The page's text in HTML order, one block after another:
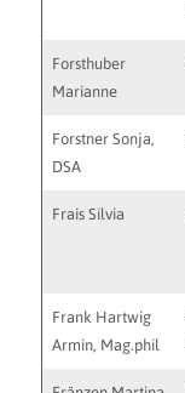
Forsthuber
Marianne
Forstner Sonja,
DSA
Frais Silvia
Frank Hartwig
Armin, Mag.phil